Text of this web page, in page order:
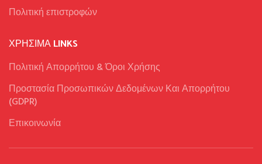
Πολιτική επιστροφών
ΧΡΉΣΙΜΑ LINKS
Πολιτική Απορρήτου & Όροι Χρήσης
Προστασία Προσωπικών Δεδομένων Και Απορρήτου
(GDPR)
Επικοινωνία